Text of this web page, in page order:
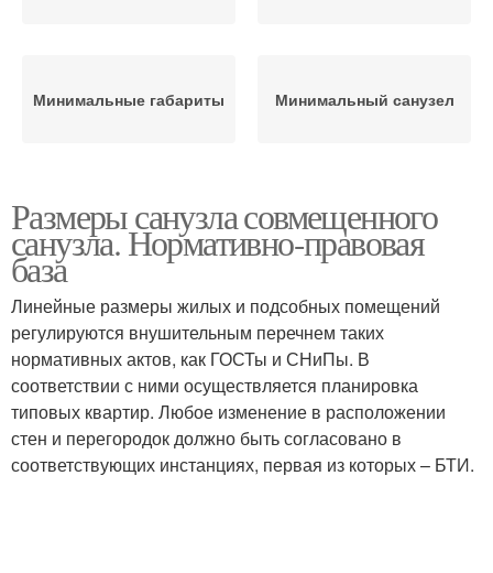
Минимальные габариты Минимальный санузел
Размеры санузла совмещенного
санузла. Нормативно-правовая
база
Линейные размеры жилых и подсобных помещений
регулируются внушительным перечнем таких
нормативных актов, как ГОСТы и СНиПы. В
соответствии с ними осуществляется планировка
типовых квартир. Любое изменение в расположении
стен и перегородок должно быть согласовано в
соответствующих инстанциях, первая из которых – БТИ.